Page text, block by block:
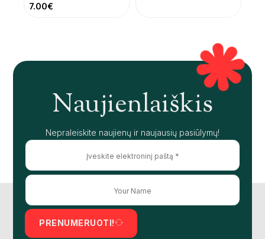
7.00€
Naujienlaiškis
Nepraleiskite naujienų ir naujausių pasiūlymų!
PRENUMERUOTI!